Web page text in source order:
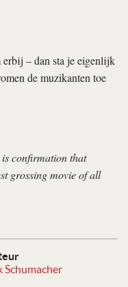
Schumacher
– dan sta je eigenlijk
de muzikanten toe
is confirmation that
grossing movie of all